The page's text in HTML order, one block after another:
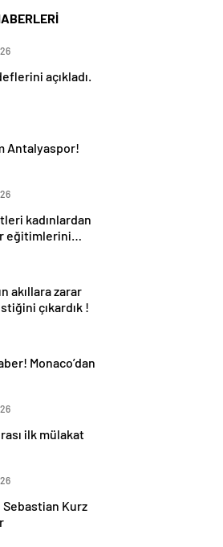
açıkladı.
Antalyaspor!
kadınlardan
eğitimlerini
akıllara zarar
çıkardık !
Monaco’dan
ilk mülakat
Sebastian Kurz